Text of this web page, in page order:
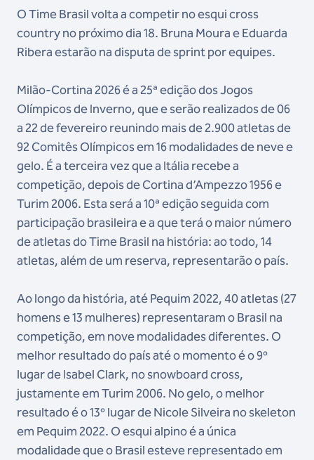
O Time Brasil volta a competir no esqui cross
country no próximo dia 18. Bruna Moura e Eduarda
Ribera estarão na disputa de sprint por equipes.
Milão-Cortina 2026 é a 25ª edição dos Jogos
Olímpicos de Inverno, que e serão realizados de 06
a 22 de fevereiro reunindo mais de 2.900 atletas de
92 Comitês Olímpicos em 16 modalidades de neve e
gelo. É a terceira vez que a Itália recebe a
competição, depois de Cortina d’Ampezzo 1956 e
Turim 2006. Esta será a 10ª edição seguida com
participação brasileira e a que terá o maior número
de atletas do Time Brasil na história: ao todo, 14
atletas, além de um reserva, representarão o país.
Ao longo da história, até Pequim 2022, 40 atletas (27
homens e 13 mulheres) representaram o Brasil na
competição, em nove modalidades diferentes. O
melhor resultado do país até o momento é o 9º
lugar de Isabel Clark, no snowboard cross,
justamente em Turim 2006. No gelo, o melhor
resultado é o 13º lugar de Nicole Silveira no skeleton
em Pequim 2022. O esqui alpino é a única
modalidade que o Brasil esteve representado em